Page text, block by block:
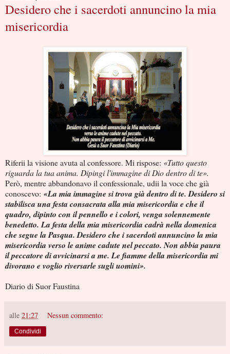
Desidero che i sacerdoti annuncino la mia
misericordia
Riferii la visione avuta al confessore. Mi rispose: «Tutto questo
riguarda la tua anima. Dipingi l'immagine di Dio dentro di te».
Però, mentre abbandonavo il confessionale, udii la voce che già
conoscevo: «La mia immagine si trova già dentro di te. Desidero si
stabilisca una festa consacrata alla mia misericordia e che il
quadro, dipinto con il pennello e i colori, venga solennemente
benedetto. La festa della mia misericordia cadrà nella domenica
che segue la Pasqua. Desidero che i sacerdoti annuncino la mia
misericordia verso le anime cadute nel peccato. Non abbia paura
il peccatore di avvicinarsi a me. Le fiamme della misericordia mi
divorano e voglio riversarle sugli uomini».
Diario di Suor Faustina
alle 21:27 Nessun commento:
Condividi